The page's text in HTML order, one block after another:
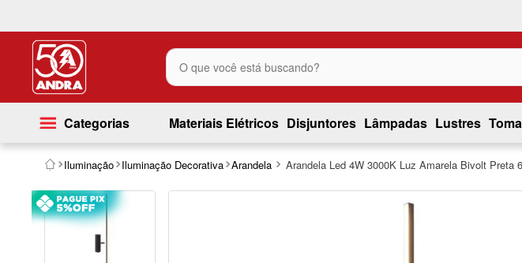
O que você está buscando?
Categorias Materiais Elétricos Disjuntores Lâmpadas Lustres
Iluminação Iluminação Decorativa Arandela Arandela Led 4W 3000K Luz Amarela Bivolt Preta